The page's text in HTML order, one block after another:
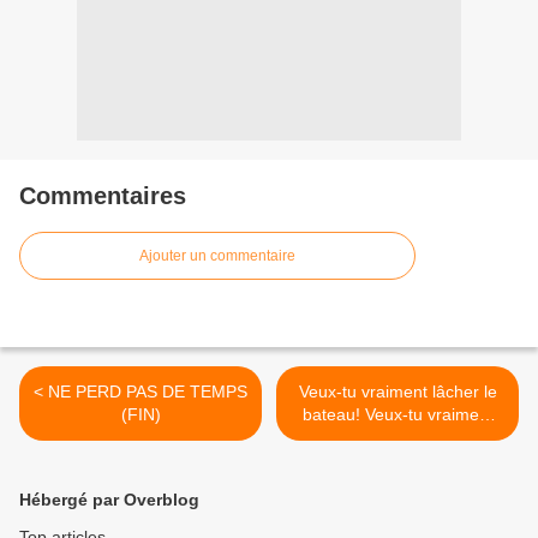
Commentaires
Ajouter un commentaire
< NE PERD PAS DE TEMPS
(FIN)
Veux-tu vraiment lâcher le
bateau! Veux-tu vraiment
couler! Pas vrai!...(1) >
Hébergé par Overblog